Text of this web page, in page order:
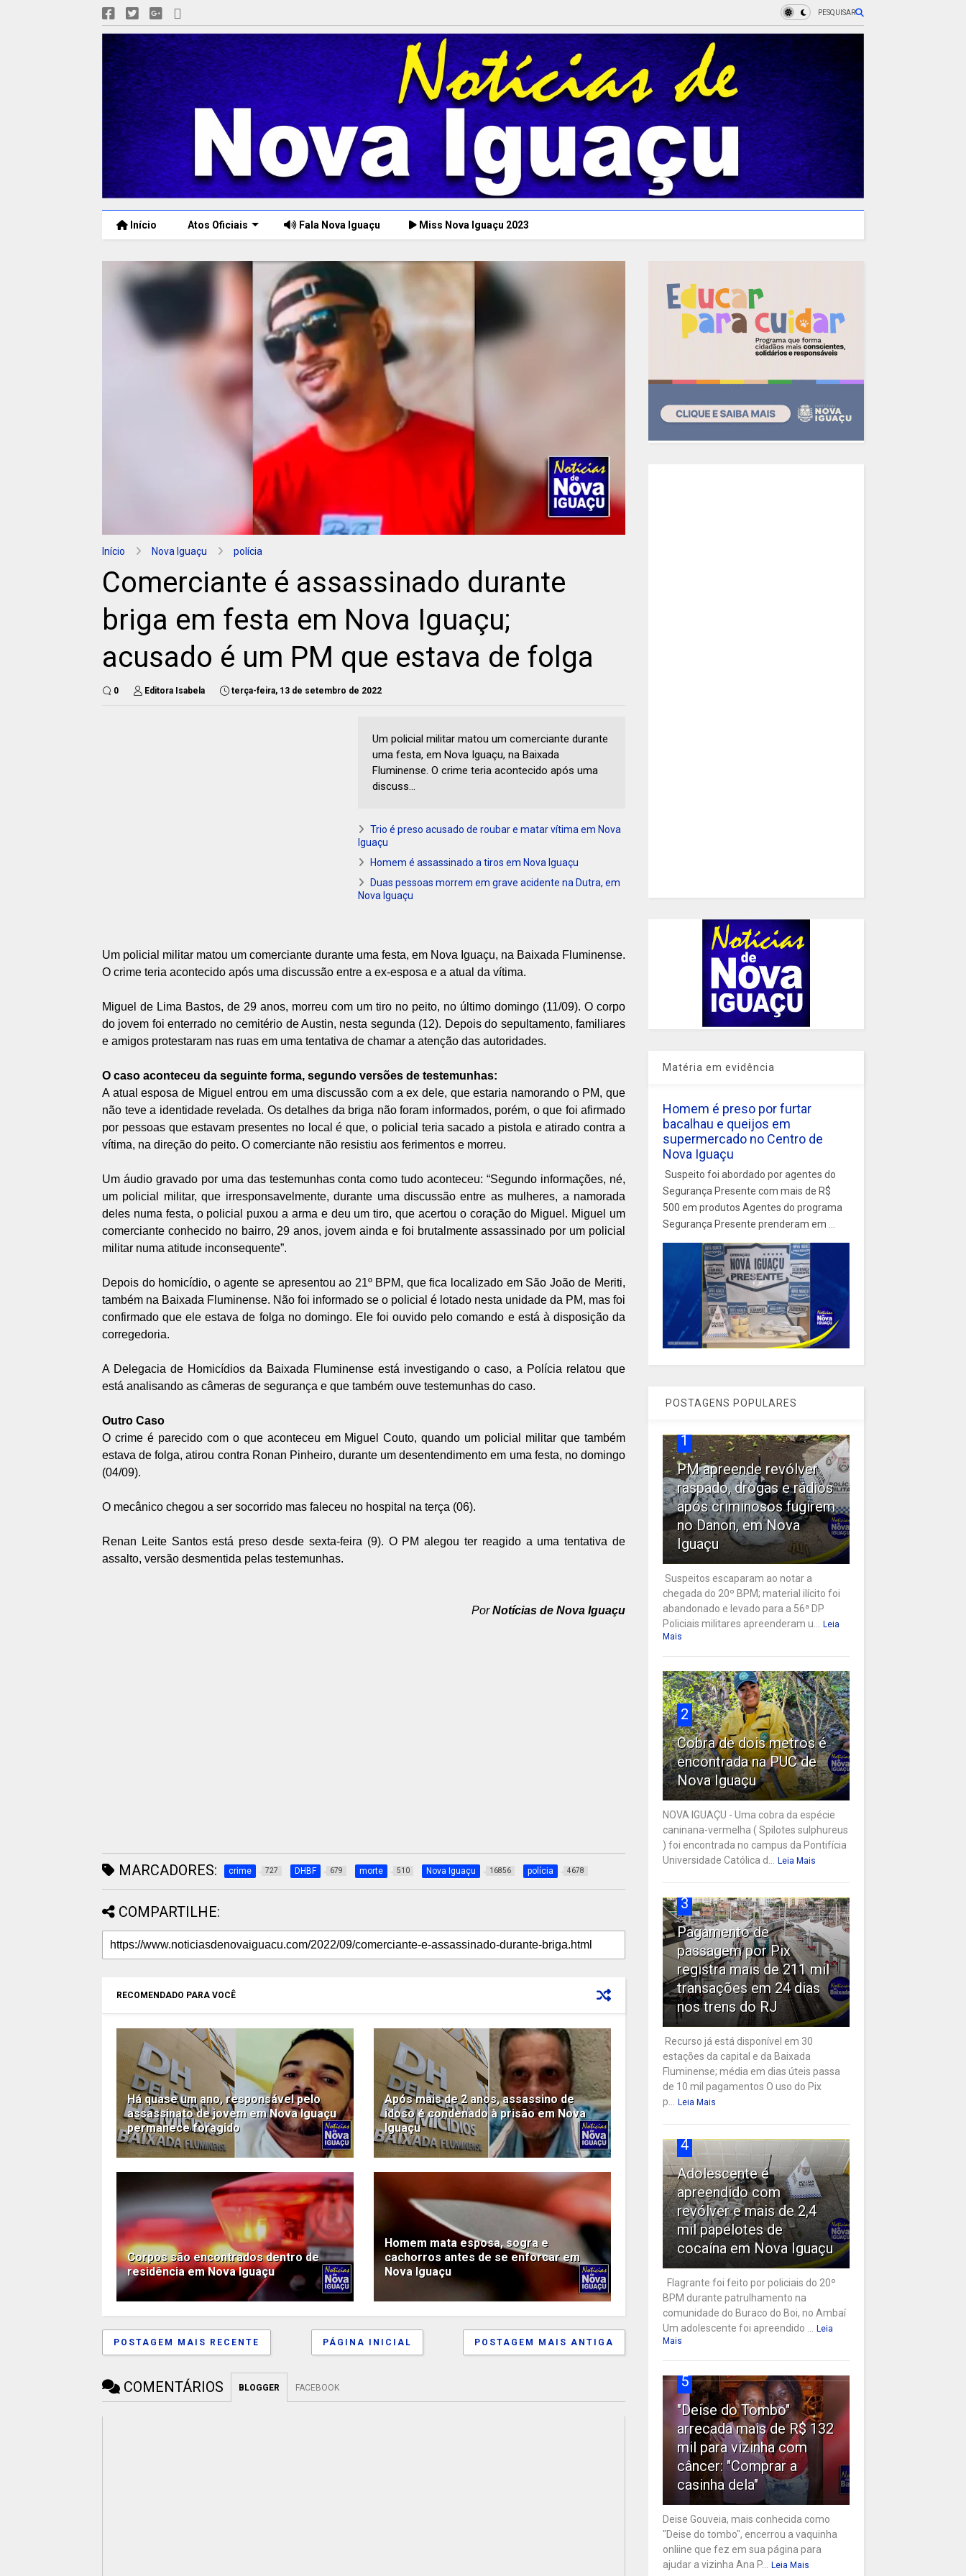
PESQUISAR
Início Atos Oficiais Fala Nova Iguaçu Miss Nova Iguaçu 2023
Início Nova Iguaçu polícia
Comerciante é assassinado durante
briga em festa em Nova Iguaçu;
acusado é um PM que estava de folga
0 Editora Isabela terça-feira, 13 de setembro de 2022
Um policial militar matou um comerciante durante
uma festa, em Nova Iguaçu, na Baixada
Fluminense. O crime teria acontecido após uma
discuss...
Trio é preso acusado de roubar e matar vítima em Nova
Iguaçu
Homem é assassinado a tiros em Nova Iguaçu
Duas pessoas morrem em grave acidente na Dutra, em
Nova Iguaçu
Um policial militar matou um comerciante durante uma festa, em Nova Iguaçu, na Baixada Fluminense.
O crime teria acontecido após uma discussão entre a ex-esposa e a atual da vítima.
Miguel de Lima Bastos, de 29 anos, morreu com um tiro no peito, no último domingo (11/09). O corpo
do jovem foi enterrado no cemitério de Austin, nesta segunda (12). Depois do sepultamento, familiares
e amigos protestaram nas ruas em uma tentativa de chamar a atenção das autoridades.
O caso aconteceu da seguinte forma, segundo versões de testemunhas:
A atual esposa de Miguel entrou em uma discussão com a ex dele, que estaria namorando o PM, que
não teve a identidade revelada. Os detalhes da briga não foram informados, porém, o que foi afirmado
por pessoas que estavam presentes no local é que, o policial teria sacado a pistola e atirado contra a
vítima, na direção do peito. O comerciante não resistiu aos ferimentos e morreu.
Um áudio gravado por uma das testemunhas conta como tudo aconteceu: “Segundo informações, né,
um policial militar, que irresponsavelmente, durante uma discussão entre as mulheres, a namorada
deles numa festa, o policial puxou a arma e deu um tiro, que acertou o coração do Miguel. Miguel um
comerciante conhecido no bairro, 29 anos, jovem ainda e foi brutalmente assassinado por um policial
militar numa atitude inconsequente”.
Depois do homicídio, o agente se apresentou ao 21º BPM, que fica localizado em São João de Meriti,
também na Baixada Fluminense. Não foi informado se o policial é lotado nesta unidade da PM, mas foi
confirmado que ele estava de folga no domingo. Ele foi ouvido pelo comando e está à disposição da
corregedoria.
A Delegacia de Homicídios da Baixada Fluminense está investigando o caso, a Polícia relatou que
está analisando as câmeras de segurança e que também ouve testemunhas do caso.
Outro Caso
O crime é parecido com o que aconteceu em Miguel Couto, quando um policial militar que também
estava de folga, atirou contra Ronan Pinheiro, durante um desentendimento em uma festa, no domingo
(04/09).
O mecânico chegou a ser socorrido mas faleceu no hospital na terça (06).
Renan Leite Santos está preso desde sexta-feira (9). O PM alegou ter reagido a uma tentativa de
assalto, versão desmentida pelas testemunhas.
PorNotícias de Nova Iguaçu
MARCADORES: crime 727 DHBF 679 morte 510 Nova Iguaçu 16856 polícia 4678
COMPARTILHE:
RECOMENDADO PARA VOCÊ
Há quase um ano, responsável pelo
assassinato de jovem em Nova Iguaçu
permanece foragido
Após mais de 2 anos, assassino de
idoso é condenado à prisão em Nova
Iguaçu
Corpos são encontrados dentro de
residência em Nova Iguaçu
Homem mata esposa, sogra e
cachorros antes de se enforcar em
Nova Iguaçu
POSTAGEM MAIS RECENTE POSTAGEM MAIS ANTIGA
PÁGINA INICIAL
COMENTÁRIOS BLOGGER FACEBOOK
Matéria em evidência
Homem é preso por furtar
bacalhau e queijos em
supermercado no Centro de
Nova Iguaçu
Suspeito foi abordado por agentes do
Segurança Presente com mais de R$
500 em produtos Agentes do programa
Segurança Presente prenderam em ...
POSTAGENS POPULARES
1
PM apreende revólver
raspado, drogas e rádios
após criminosos fugirem
no Danon, em Nova
Iguaçu
Suspeitos escaparam ao notar a
chegada do 20º BPM; material ilícito foi
abandonado e levado para a 56ª DP
Policiais militares apreenderam u...
Leia
Mais
2
Cobra de dois metros é
encontrada na PUC de
Nova Iguaçu
NOVA IGUAÇU - Uma cobra da espécie
caninana-vermelha ( Spilotes sulphureus
) foi encontrada no campus da Pontifícia
Universidade Católica d...
Leia Mais
3
Pagamento de
passagem por Pix
registra mais de 211 mil
transações em 24 dias
nos trens do RJ
Recurso já está disponível em 30
estações da capital e da Baixada
Fluminense; média em dias úteis passa
de 10 mil pagamentos O uso do Pix
p...
Leia Mais
4
Adolescente é
apreendido com
revólver e mais de 2,4
mil papelotes de
cocaína em Nova Iguaçu
Flagrante foi feito por policiais do 20º
BPM durante patrulhamento na
comunidade do Buraco do Boi, no Ambaí
Um adolescente foi apreendido ...
Leia
Mais
5
"Deise do Tombo"
arrecada mais de R$ 132
mil para vizinha com
câncer: "Comprar a
casinha dela"
Deise Gouveia, mais conhecida como
"Deise do tombo", encerrou a vaquinha
onliine que fez em sua página para
ajudar a vizinha Ana P...
Leia Mais